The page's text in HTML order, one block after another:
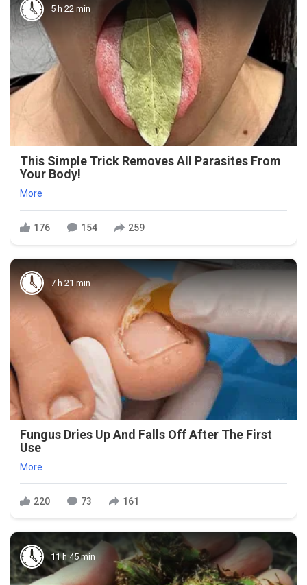
5 h 22 min
This Simple Trick Removes All Parasites From
Your Body!
More
176 154 259
7 h 21 min
Fungus Dries Up And Falls Off After The First
Use
More
220 73 161
11 h 45 min